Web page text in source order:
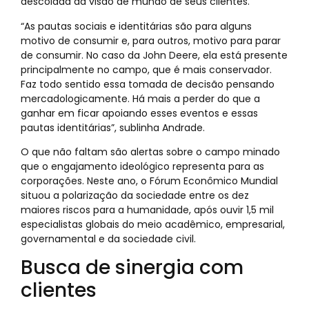
“As pautas sociais e identitárias são para alguns
motivo de consumir e, para outros, motivo para parar
de consumir. No caso da John Deere, ela está presente
principalmente no campo, que é mais conservador.
Faz todo sentido essa tomada de decisão pensando
mercadologicamente. Há mais a perder do que a
ganhar em ficar apoiando esses eventos e essas
pautas identitárias”, sublinha Andrade.
O que não faltam são alertas sobre o campo minado
que o engajamento ideológico representa para as
corporações. Neste ano, o Fórum Econômico Mundial
situou a polarização da sociedade entre os dez
maiores riscos para a humanidade, após ouvir 1,5 mil
especialistas globais do meio acadêmico, empresarial,
governamental e da sociedade civil.
Busca de sinergia com
clientes